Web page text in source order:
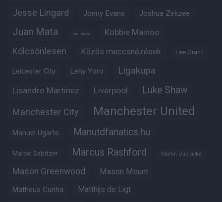
Jesse Lingard Jonny Evans Joshua Zirkzee
Juan Mata Karl Darlow Kobbie Mainoo
Kölcsönlesen Közös meccsnézések Lee Grant
Leicester City Leny Yoro Ligakupa
Lisandro Martinez Liverpool Luke Shaw
Manchester City Manchester United
Manuel Ugarte Manutdfanatics.hu
Marcel Sabitzer Marcus Rashford Martin Dubravka
Mason Greenwood Mason Mount
Matheus Cunha Matthijs de Ligt